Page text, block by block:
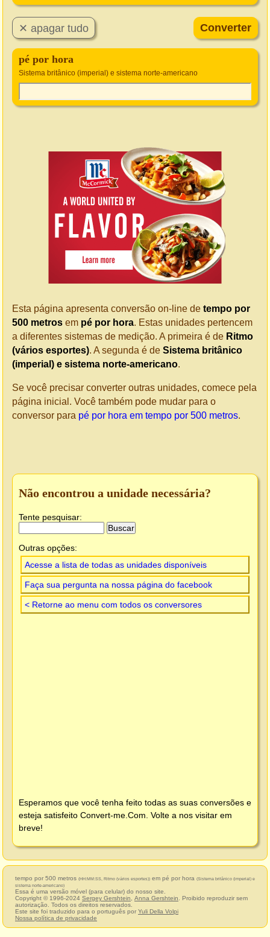
pé por hora
Sistema britânico (imperial) e sistema norte-americano
Esta página apresenta conversão on-line de tempo por
500 metros em pé por hora. Estas unidades pertencem
a diferentes sistemas de medição. A primeira é de Ritmo
(vários esportes). A segunda é de Sistema britânico
(imperial) e sistema norte-americano.
Se você precisar converter outras unidades, comece pela
página inicial. Você também pode mudar para o
conversor para pé por hora em tempo por 500 metros.
Não encontrou a unidade necessária?
Tente pesquisar:
Outras opções:
Acesse a lista de todas as unidades disponíveis
Faça sua pergunta na nossa página do facebook
< Retorne ao menu com todos os conversores
Esperamos que você tenha feito todas as suas conversões e
esteja satisfeito Convert-me.Com . Volte a nos visitar em
breve!
tempo por 500 metros (HH:MM:SS, Ritmo (vários esportes)) em pé por hora (Sistema britânico (imperial) e
sistema norte-americano)
Essa é uma versão móvel (para celular) do nosso site.
Copyright © 1996-2024 Sergey Gershtein Anna Gershtein . Proibido reproduzir sem
autorização. Todos os direitos reservados.
Este site foi traduzido para o português por Yuli Della Volpi
Nossa política de privacidade